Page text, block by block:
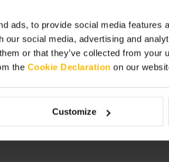
ads, to provide social media features
our social media, advertising and
or that they’ve collected from
the Cookie Declaration on our
Customize